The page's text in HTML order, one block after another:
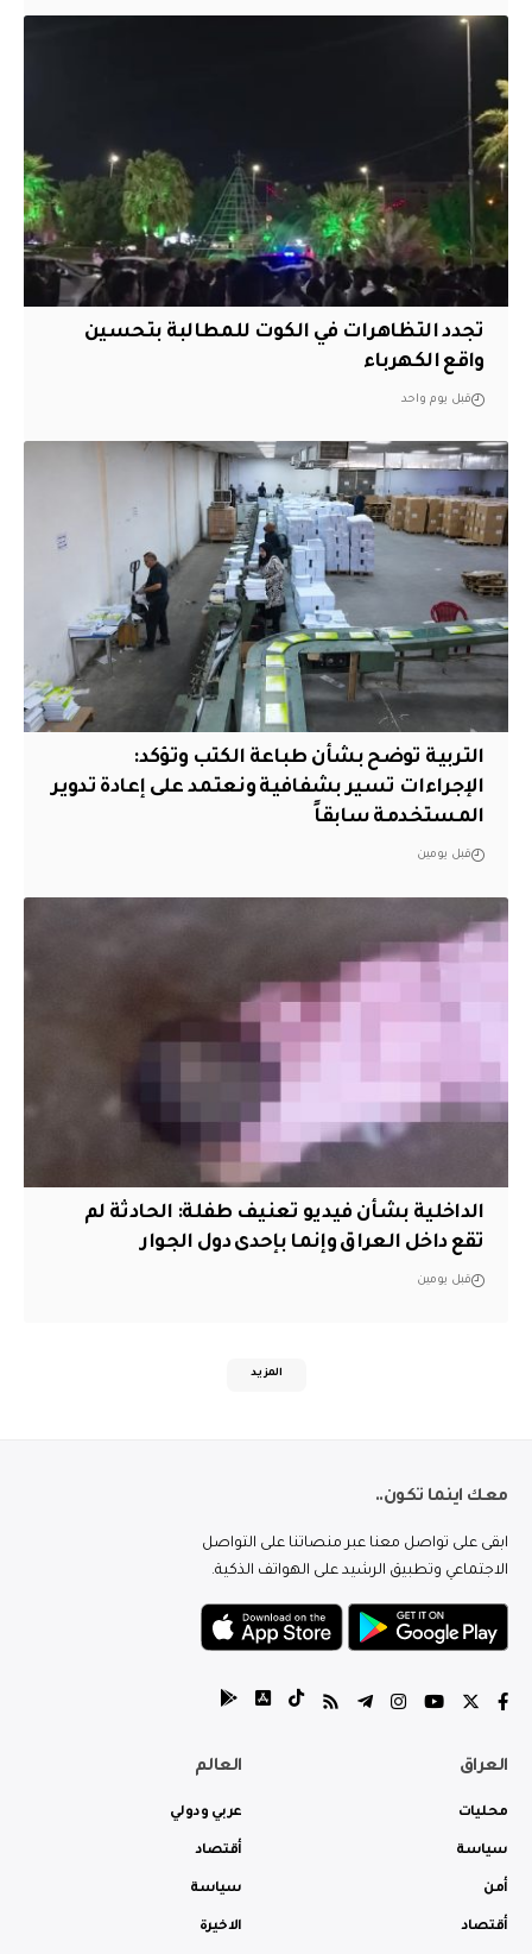
تجدد التظاهرات في الكوت للمطالبة بتحسين
واقع الكهرباء
قبل يوم واحد
التربية توضح بشأن طباعة الكتب وتؤكد:
الإجراءات تسير بشفافية ونعتمد على إعادة تدوير
المستخدمة سابقاً
قبل يومين
الداخلية بشأن فيديو تعنيف طفلة: الحادثة لم
تقع داخل العراق وإنما بإحدى دول الجوار
قبل يومين
المزيد
معك اينما تكون..
ابقى على تواصل معنا عبر منصاتنا على التواصل
الاجتماعي وتطبيق الرشيد على الهواتف الذكية.
العراق
محليات
سياسة
أمن
أقتصاد
العالم
عربي ودولي
أقتصاد
سياسة
الاخيرة